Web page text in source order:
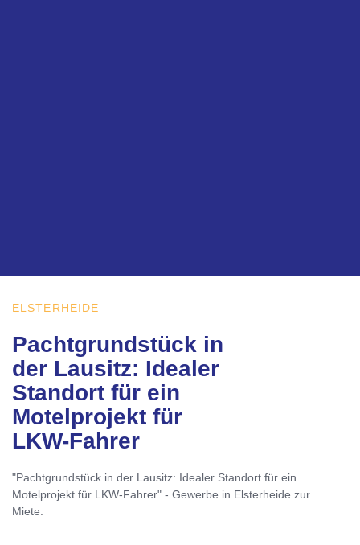
ELSTERHEIDE
Pachtgrundstück in
der Lausitz: Idealer
Standort für ein
Motelprojekt für
LKW-Fahrer
"Pachtgrundstück in der Lausitz: Idealer Standort für ein
Motelprojekt für LKW-Fahrer" - Gewerbe in Elsterheide zur
Miete.